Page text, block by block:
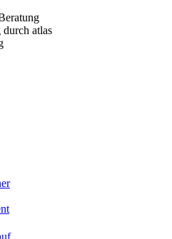
atlas